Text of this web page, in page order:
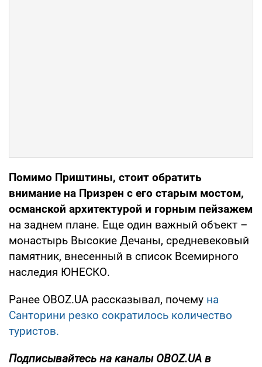
Помимо Приштины, стоит обратить
внимание на Призрен с его старым мостом,
османской архитектурой и горным пейзажем
на заднем плане. Еще один важный объект –
монастырь Высокие Дечаны, средневековый
памятник, внесенный в список Всемирного
наследия ЮНЕСКО.
Ранее OBOZ.UA рассказывал, почему на
Санторини резко сократилось количество
туристов.
Подписывайтесь на каналы OBOZ.UA в